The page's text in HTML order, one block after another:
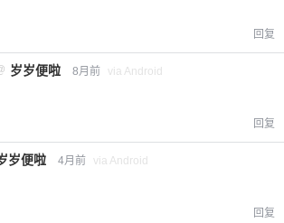
回复
岁岁便啦 8月前 via Android
回复
岁便啦 4月前 via Android
回复